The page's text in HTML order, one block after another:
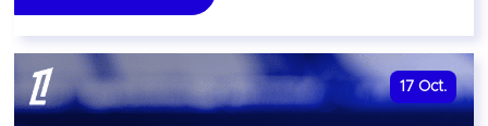
17 Oct.